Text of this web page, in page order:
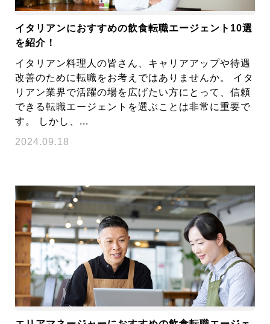
イタリアンにおすすめの飲食転職エージェント10選
を紹介！
イタリアン料理人の皆さん、キャリアアップや待遇
改善のために転職をお考えではありませんか。 イタ
リアン業界で活躍の場を広げたい方にとって、信頼
できる転職エージェントを選ぶことは非常に重要で
す。 しかし、...
2024.09.18